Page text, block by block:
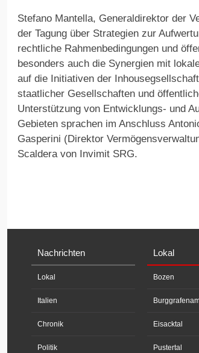
Stefano Mantella, Generaldirektor der
der Tagung über Strategien zur
rechtliche Rahmenbedingungen und
besonders auch die Synergien mit
auf die Initiativen der
staatlicher Gesellschaften und
Unterstützung von Entwicklungs- und
Gebieten sprachen im Anschluss
Gasperini (Direktor
Scaldera von Invimit SRG.
Nachrichten
Lokal
Italien
Chronik
Politik
Lokal
Bozen
Eisacktal
Pustertal